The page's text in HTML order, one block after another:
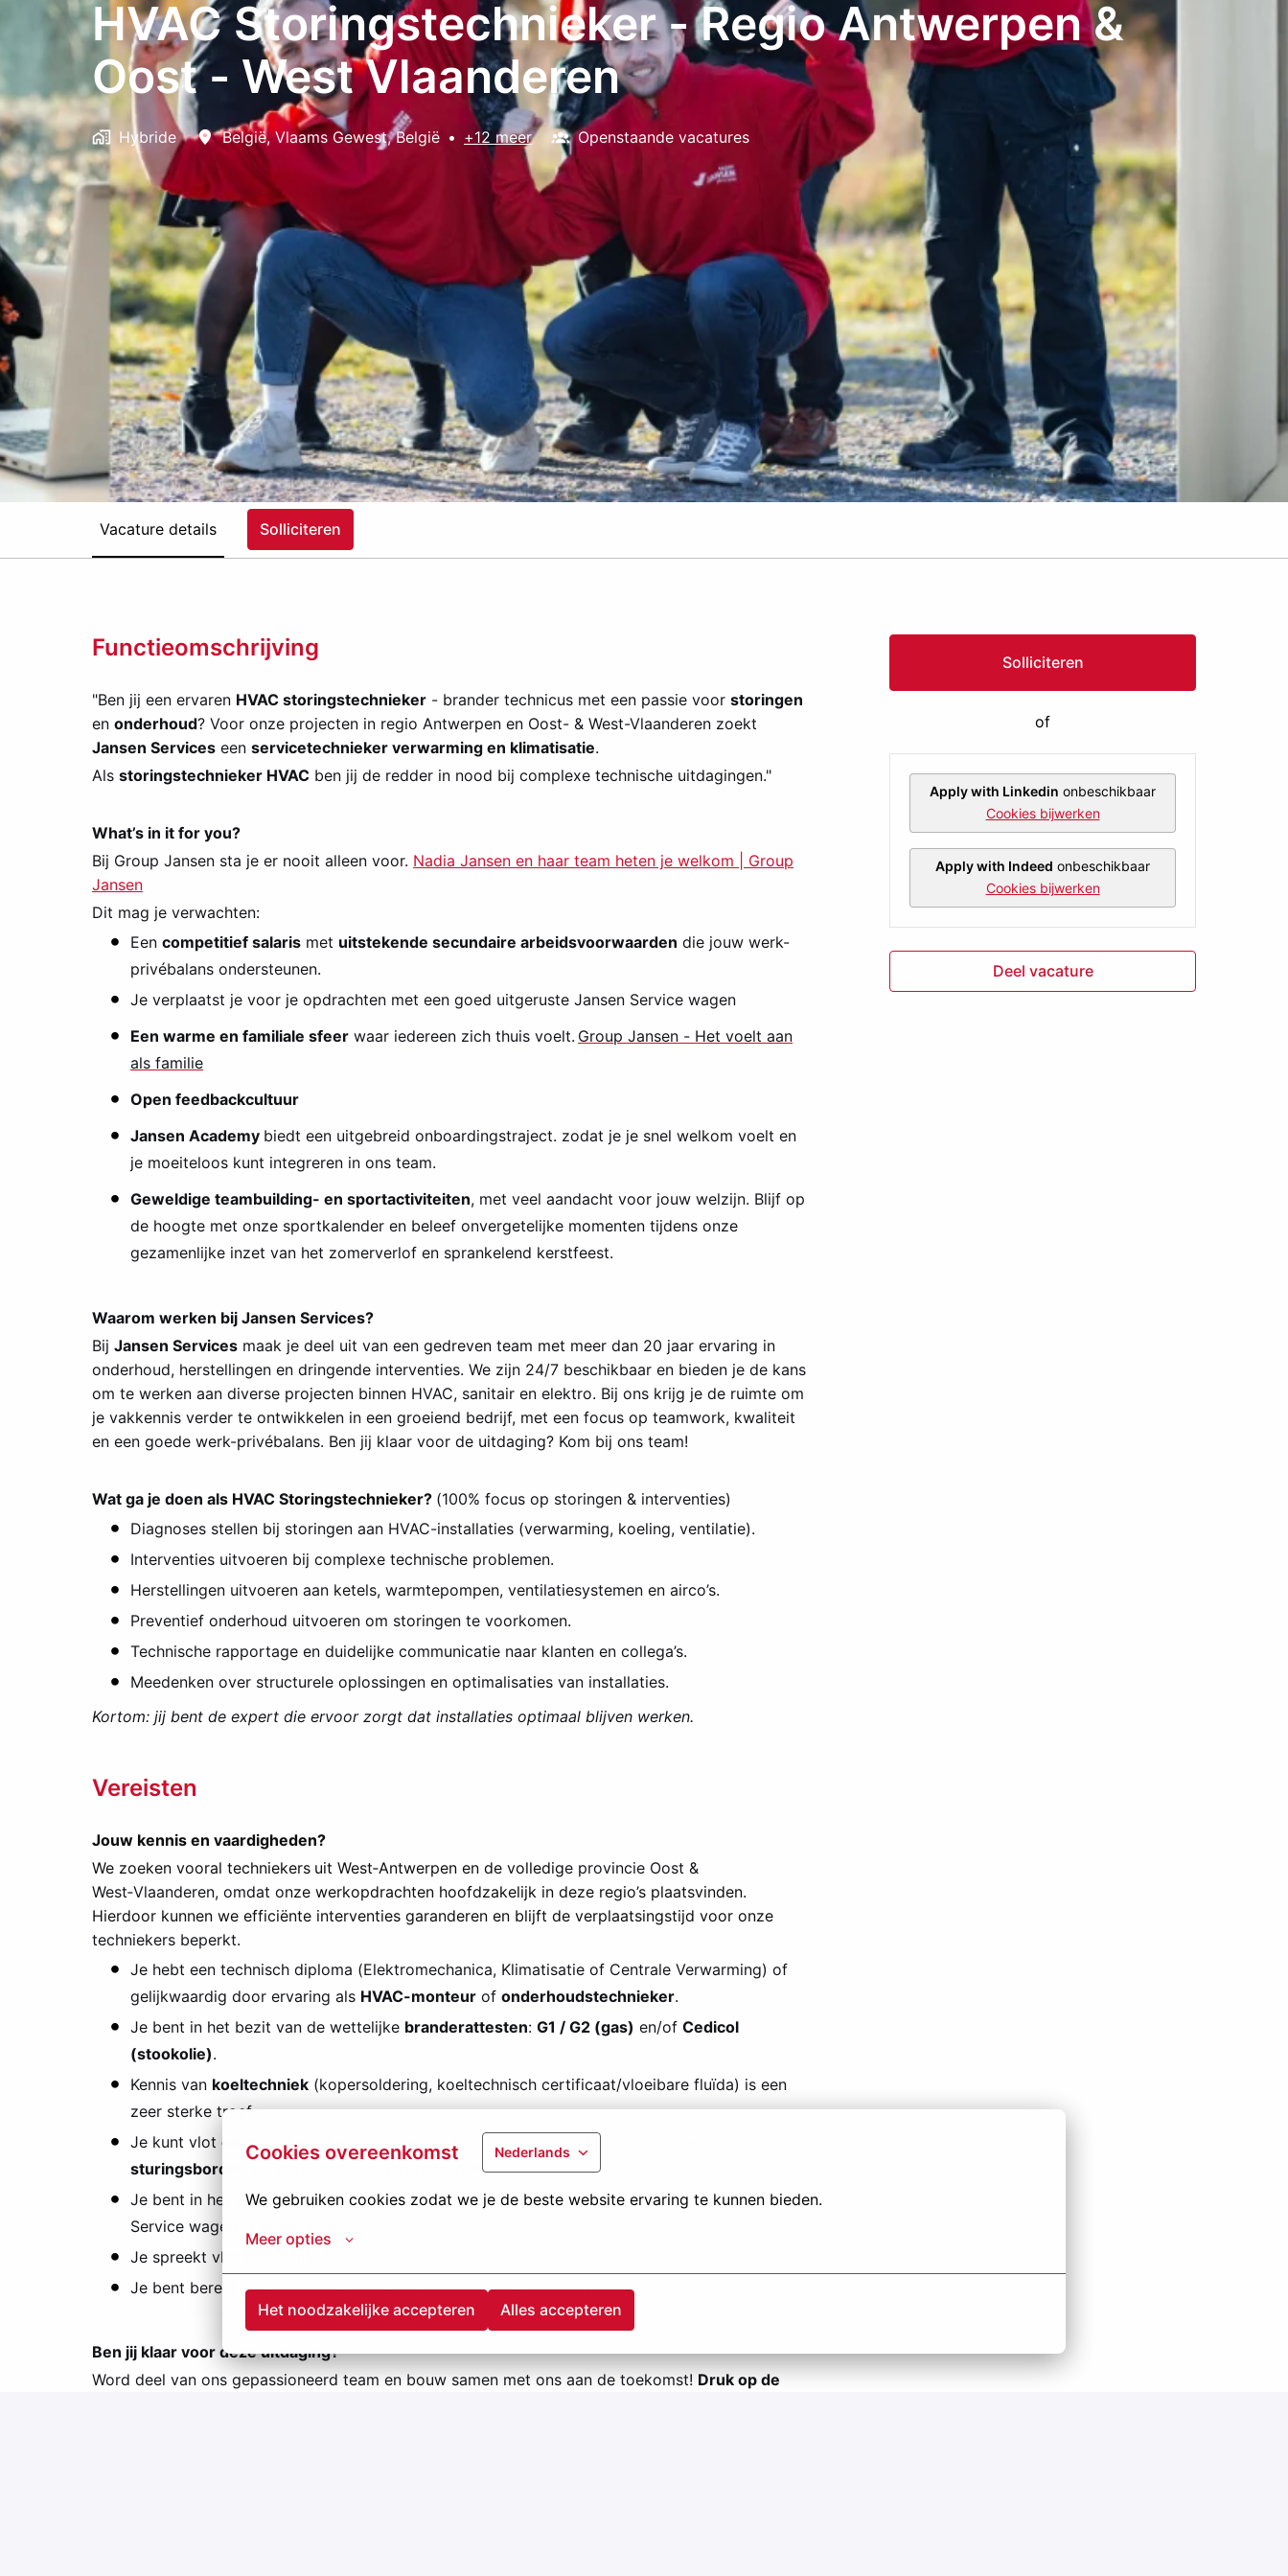
Cookies overeenkomst Nederlands
We gebruiken cookies zodat we je de beste website ervaring te kunnen bieden.
Meer opties
Het noodzakelijke accepteren Alles accepteren
HVAC Storingstechnieker - Regio Antwerpen &
Oost - West Vlaanderen
Hybride België, Vlaams Gewest, België • +12 meer Openstaande vacatures
Vacature details Solliciteren
Functieomschrijving
"Ben jij een ervaren HVAC storingstechnieker - brander technicus met een passie voor storingen
en onderhoud? Voor onze projecten in regio Antwerpen en Oost- & West-Vlaanderen zoekt
Jansen Services een servicetechnieker verwarming en klimatisatie.
Als storingstechnieker HVAC ben jij de redder in nood bij complexe technische uitdagingen."
What’s in it for you?
Bij Group Jansen sta je er nooit alleen voor. Nadia Jansen en haar team heten je welkom | Group
Jansen
Dit mag je verwachten:
Een competitief salaris met uitstekende secundaire arbeidsvoorwaarden die jouw werk-
privébalans ondersteunen.
Je verplaatst je voor je opdrachten met een goed uitgeruste Jansen Service wagen
Een warme en familiale sfeer waar iedereen zich thuis voelt. Group Jansen - Het voelt aan
als familie
Open feedbackcultuur
Jansen Academy biedt een uitgebreid onboardingstraject. zodat je je snel welkom voelt en
je moeiteloos kunt integreren in ons team.
Geweldige teambuilding- en sportactiviteiten, met veel aandacht voor jouw welzijn. Blijf op
de hoogte met onze sportkalender en beleef onvergetelijke momenten tijdens onze
gezamenlijke inzet van het zomerverlof en sprankelend kerstfeest.
Waarom werken bij Jansen Services?
Bij Jansen Services maak je deel uit van een gedreven team met meer dan 20 jaar ervaring in
onderhoud, herstellingen en dringende interventies. We zijn 24/7 beschikbaar en bieden je de kans
om te werken aan diverse projecten binnen HVAC, sanitair en elektro. Bij ons krijg je de ruimte om
je vakkennis verder te ontwikkelen in een groeiend bedrijf, met een focus op teamwork, kwaliteit
en een goede werk-privébalans. Ben jij klaar voor de uitdaging? Kom bij ons team!
Wat ga je doen als HVAC Storingstechnieker? (100% focus op storingen & interventies)
Diagnoses stellen bij storingen aan HVAC-installaties (verwarming, koeling, ventilatie).
Interventies uitvoeren bij complexe technische problemen.
Herstellingen uitvoeren aan ketels, warmtepompen, ventilatiesystemen en airco’s.
Preventief onderhoud uitvoeren om storingen te voorkomen.
Technische rapportage en duidelijke communicatie naar klanten en collega’s.
Meedenken over structurele oplossingen en optimalisaties van installaties.
Kortom: jij bent de expert die ervoor zorgt dat installaties optimaal blijven werken.
Vereisten
Jouw kennis en vaardigheden?
We zoeken vooral techniekers uit West‑Antwerpen en de volledige provincie Oost &
West‑Vlaanderen, omdat onze werkopdrachten hoofdzakelijk in deze regio’s plaatsvinden.
Hierdoor kunnen we efficiënte interventies garanderen en blijft de verplaatsingstijd voor onze
techniekers beperkt.
Je hebt een technisch diploma (Elektromechanica, Klimatisatie of Centrale Verwarming) of
gelijkwaardig door ervaring als HVAC-monteur of onderhoudstechnieker.
Je bent in het bezit van de wettelijke branderattesten: G1 / G2 (gas) en/of Cedicol
(stookolie).
Kennis van koeltechniek (kopersoldering, koeltechnisch certificaat/vloeibare fluïda) is een
zeer sterke troef.
Je kunt vlot elektrische schema's lezen
en hebt ervaring met het uitlezen van
sturingsborden
klimaatregelingen (BMS/GBS).
Je bent in het bezit van eenrijbewijs Bom je te verplaatsen met je goed uitgeruste Jansen
Service wagen
Je spreekt vlot Nederlands.
Je bent bereid om te werken in een wachtdienst met beurtrolsysteem
Ben jij klaar voor deze uitdaging?
Word deel van ons gepassioneerd team en bouw samen met ons aan de toekomst! Druk op de
Solliciteren
of
Apply with Linkedin onbeschikbaar
Cookies bijwerken
Apply with Indeed onbeschikbaar
Cookies bijwerken
Deel vacature